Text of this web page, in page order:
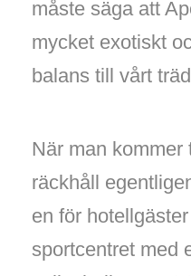
måste säga att
mycket exotiskt
balans till vårt
När man
räckhåll
en för
sportcentret med